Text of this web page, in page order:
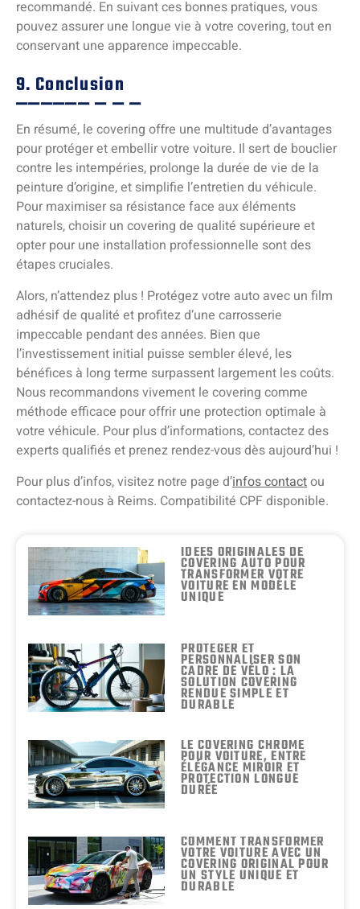
recommandé. En suivant ces bonnes pratiques, vous
pouvez assurer une longue vie à votre covering, tout en
conservant une apparence impeccable.
9. Conclusion
En résumé, le covering offre une multitude d’avantages
pour protéger et embellir votre voiture. Il sert de bouclier
contre les intempéries, prolonge la durée de vie de la
peinture d’origine, et simplifie l’entretien du véhicule.
Pour maximiser sa résistance face aux éléments
naturels, choisir un covering de qualité supérieure et
opter pour une installation professionnelle sont des
étapes cruciales.
Alors, n’attendez plus ! Protégez votre auto avec un film
adhésif de qualité et profitez d’une carrosserie
impeccable pendant des années. Bien que
l’investissement initial puisse sembler élevé, les
bénéfices à long terme surpassent largement les coûts.
Nous recommandons vivement le covering comme
méthode efficace pour offrir une protection optimale à
votre véhicule. Pour plus d’informations, contactez des
experts qualifiés et prenez rendez-vous dès aujourd’hui !
Pour plus d’infos, visitez notre page d’infos contactou
contactez-nous à Reims. Compatibilité CPF disponible.
IDÉES ORIGINALES DE
COVERING AUTO POUR
TRANSFORMER VOTRE
VOITURE EN MODÈLE
UNIQUE
PROTÉGER ET
PERSONNALISER SON
CADRE DE VÉLO : LA
SOLUTION COVERING
RENDUE SIMPLE ET
DURABLE
LE COVERING CHROME
POUR VOITURE, ENTRE
ÉLÉGANCE MIROIR ET
PROTECTION LONGUE
DURÉE
COMMENT TRANSFORMER
VOTRE VOITURE AVEC UN
COVERING ORIGINAL POUR
UN STYLE UNIQUE ET
DURABLE